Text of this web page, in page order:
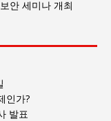
안 세미나 개최
인가?
발표